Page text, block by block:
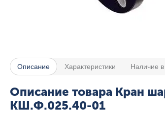
Описание Характеристики Наличие
Описание товара Кран
КШ.Ф.025.40-01